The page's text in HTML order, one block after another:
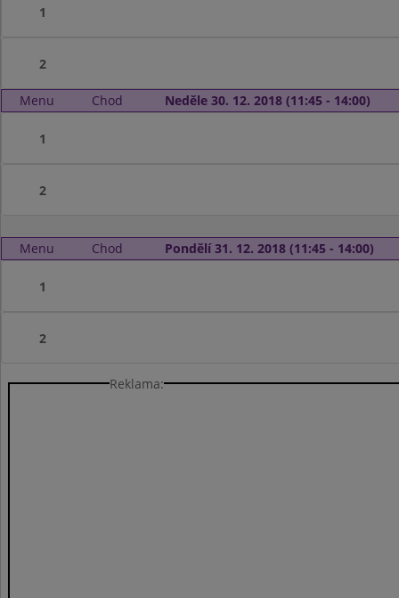
1
2
Menu Chod Neděle 30. 12. 2018 (11:45 - 14:00)
1
2
Menu Chod Pondělí 31. 12. 2018 (11:45 - 14:00)
1
2
Reklama: